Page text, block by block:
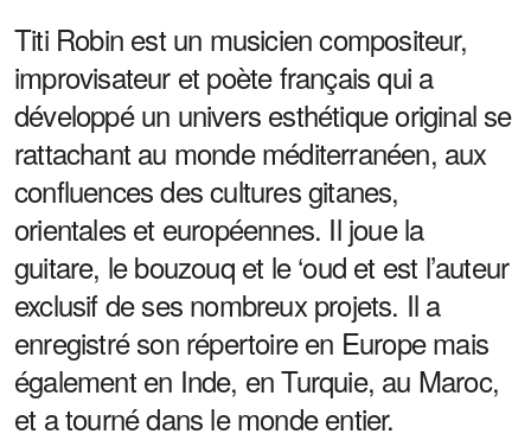
Titi Robin est un musicien compositeur,
improvisateur et poète français qui a
développé un univers esthétique original se
rattachant au monde méditerranéen, aux
confluences des cultures gitanes,
orientales et européennes. Il joue la
guitare, le bouzouq et le ‘oud et est l’auteur
exclusif de ses nombreux projets. Il a
enregistré son répertoire en Europe mais
également en Inde, en Turquie, au Maroc,
et a tourné dans le monde entier.